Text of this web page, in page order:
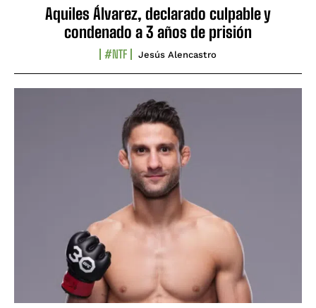
Aquiles Álvarez, declarado culpable y
condenado a 3 años de prisión
#NTF Jesús Alencastro